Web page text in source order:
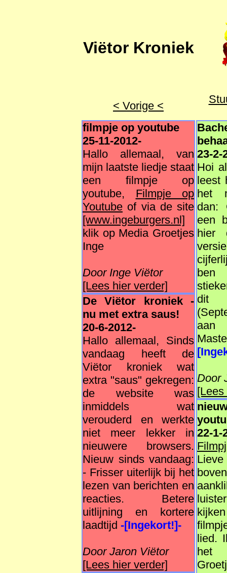
Viëtor Kroniek
< Vorige <
filmpje op youtube
25-11-2012-
Hallo allemaal, van
mijn laatste liedje staat
een filmpje op
youtube, Filmpje op
Youtube of via de site
[www.ingeburgers.nl]
klik op Media Groetjes
Inge
Door Inge Viëtor
[Lees hier verder]
De Viëtor kroniek -
nu met extra saus!
20-6-2012-
Hallo allemaal, Sinds
vandaag heeft de
Viëtor kroniek wat
extra "saus" gekregen:
de website was
inmiddels wat
verouderd en werkte
niet meer lekker in
nieuwere browsers.
Nieuw sinds vandaag:
- Frisser uiterlijk bij het
lezen van berichten en
reacties. Betere
uitlijning en kortere
laadtijd -[Ingekort!]-
Door Jaron Viëtor
[Lees hier verder]
23-2-
Hoi
leest
het
dan:
een
hier
ben
dit
Door
[Lees
22-1-
lied.
het